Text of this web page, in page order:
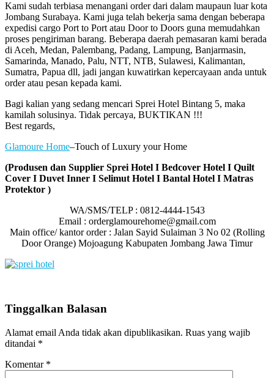
Kami sudah terbiasa menangani order dari dalam maupaun luar kota
Jombang Surabaya. Kami juga telah bekerja sama dengan beberapa
expedisi cargo Port to Port atau Door to Doors guna memudahkan
proses pengiriman barang. Beberapa daerah pemasaran kami berada
di Aceh, Medan, Palembang, Padang, Lampung, Banjarmasin,
Samarinda, Manado, Palu, NTT, NTB, Sulawesi, Kalimantan,
Sumatra, Papua dll, jadi jangan kuwatirkan kepercayaan anda untuk
order atau pesan kepada kami.
Bagi kalian yang sedang mencari Sprei Hotel Bintang 5, maka
kamilah solusinya. Tidak percaya, BUKTIKAN !!!
Best regards,
Glamoure Home–Touch of Luxury your Home
(Produsen dan Supplier Sprei Hotel I Bedcover Hotel I Quilt
Cover I Duvet Inner I Selimut Hotel I Bantal Hotel I Matras
Protektor )
WA/SMS/TELP : 0812-4444-1543
Email : orderglamourehome@gmail.com
Main office/ kantor order : Jalan Sayid Sulaiman 3 No 02 (Rolling
Door Orange) Mojoagung Kabupaten Jombang Jawa Timur
Tinggalkan Balasan
Alamat email Anda tidak akan dipublikasikan. Ruas yang wajib
ditandai *
Komentar *